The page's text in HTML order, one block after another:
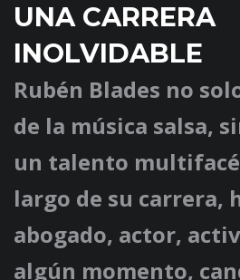
UNA CARRERA
INOLVIDABLE
Rubén Blades no
de la música salsa,
un talento
largo de su carrera,
abogado, actor,
algún momento,